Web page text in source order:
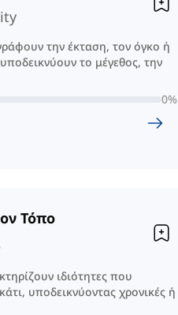
την έκταση, τον όγκο ή
το μέγεθος, την
0%
Τόπο
ιδιότητες που
υποδεικνύοντας χρονικές ή